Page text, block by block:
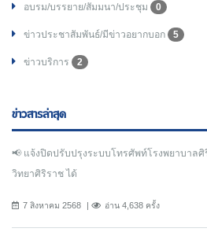
อบรม/บรรยาย/สัมมนา/ประชุม 0
ข่าวประชาสัมพันธ์/มีข่าวอยากบอก 5
ข่าวบริการ 2
ข่าวสารล่าสุด
📢 แจ้งปิดปรับปรุงระบบโทรศัพท์โรงพยาบาล
วิทยาศิริราช ได้
7 สิงหาคม 2568 อ่าน 4,638 ครั้ง